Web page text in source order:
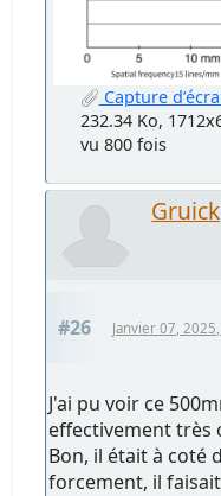
Capture
232.34 Ko,
vu 800 fois
Gruick
#26 Janvier 07,
J'ai pu voir ce
effectivement très
Bon, il était à coté
forcement, il